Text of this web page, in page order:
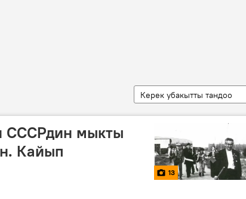
Керек убакытты тандоо
СССРдин мыкты
Кайып
13